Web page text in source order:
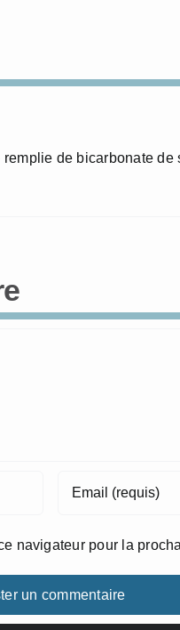
de bicarbonate
navigateur pour la